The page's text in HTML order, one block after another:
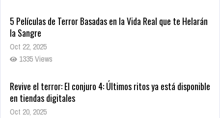
5 Películas de Terror Basadas en la Vida Real que te Helarán
la Sangre
Oct 22, 2025
1335 Views
Revive el terror: El conjuro 4: Últimos ritos ya está disponible
en tiendas digitales
Oct 20, 2025